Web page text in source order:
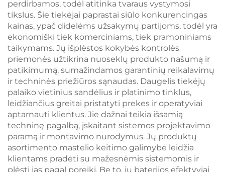
perdirbamos, todėl atitinka tvaraus vystymosi
tikslus. Šie tiekėjai paprastai siūlo konkurencingas
kainas, ypač didelėms užsakymų partijoms, todėl yra
ekonomiški tiek komerciniams, tiek pramoniniams
taikymams. Jų išplėstos kokybės kontrolės
priemonės užtikrina nuoseklų produkto našumą ir
patikimumą, sumažindamos garantinių reikalavimų
ir techninės priežiūros sąnaudas. Daugelis tiekėjų
palaiko vietinius sandėlius ir platinimo tinklus,
leidžiančius greitai pristatyti prekes ir operatyviai
aptarnauti klientus. Jie dažnai teikia išsamią
techninę pagalbą, įskaitant sistemos projektavimo
paramą ir montavimo nurodymus. Jų produktų
asortimento mastelio keitimo galimybė leidžia
klientams pradėti su mažesnėmis sistemomis ir
plėsti jas pagal poreikį. Be to, jų baterijos efektyviai